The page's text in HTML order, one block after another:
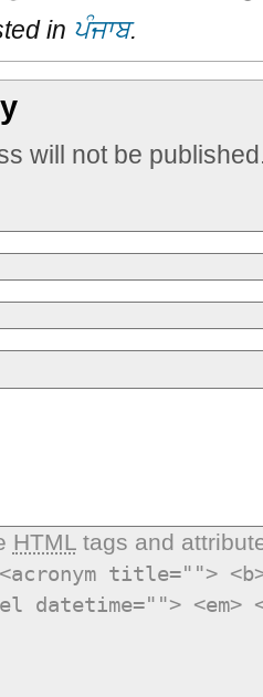
in ਪੰਜਾਬ.
will not be
HTMLtags and
title="">
datetime="">